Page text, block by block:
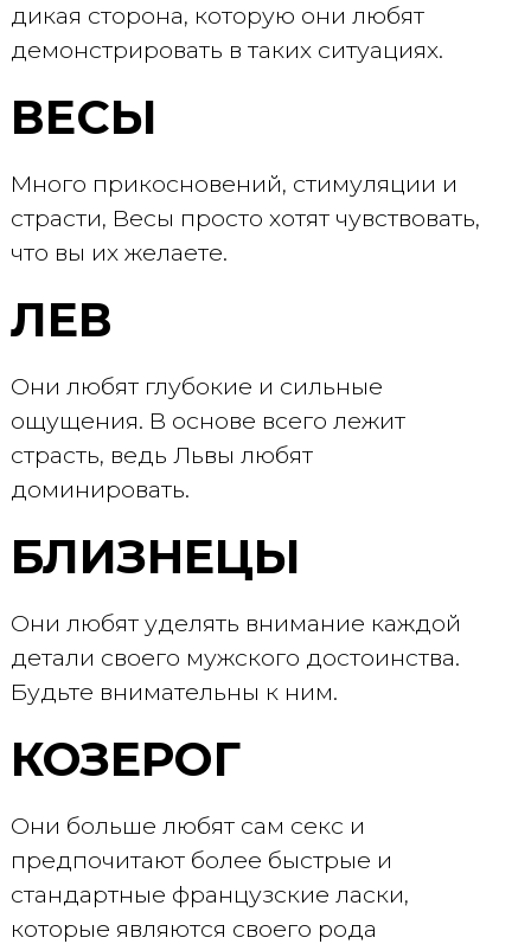
дикая сторона, которую они любят
демонстрировать в таких ситуациях.
ВЕСЫ
Много прикосновений, стимуляции и
страсти, Весы просто хотят чувствовать,
что вы их желаете.
ЛЕВ
Они любят глубокие и сильные
ощущения. В основе всего лежит
страсть, ведь Львы любят
доминировать.
БЛИЗНЕЦЫ
Они любят уделять внимание каждой
детали своего мужского достоинства.
Будьте внимательны к ним.
КОЗЕРОГ
Они больше любят сам секс и
предпочитают более быстрые и
стандартные французские ласки,
которые являются своего рода